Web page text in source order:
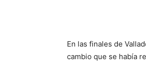
En las finales de
cambio que se había